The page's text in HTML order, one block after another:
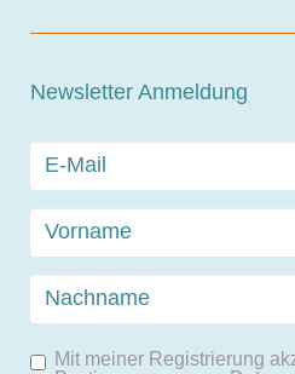
Newsletter Anmeldung
Mit meiner Registrierung